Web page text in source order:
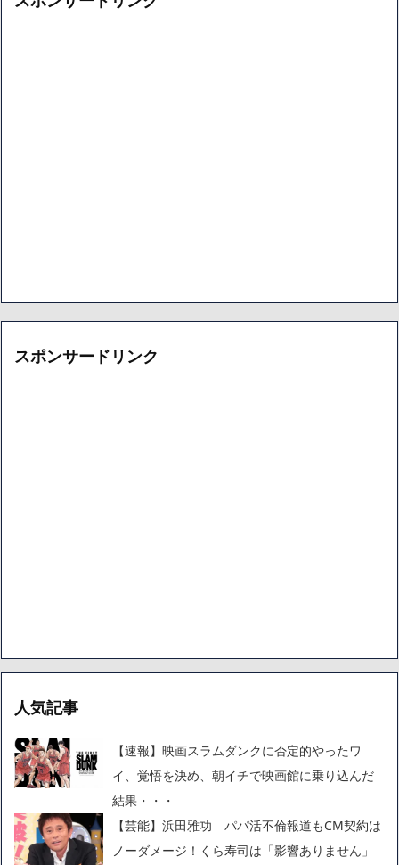
スポンサードリンク
人気記事
【速報】映画スラムダンクに否定的やったワ
イ、覚悟を決め、朝イチで映画館に乗り込んだ
結果・・・
【芸能】浜田雅功 パパ活不倫報道もCM契約は
ノーダメージ！くら寿司は「影響ありません」